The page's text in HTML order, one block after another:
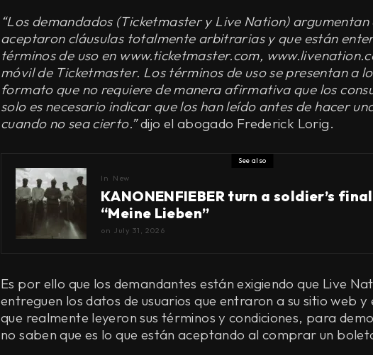
“Los demandados (Ticketmaster y Live Nation)
aceptaron cláusulas totalmente arbitrarias y que están
términos de uso en www.ticketmaster.com,
móvil de Ticketmaster. Los términos de uso se presentan a
formato que no requiere de manera afirmativa que los
solo es necesario indicar que los han leído antes de hacer
cuando no sea cierto.”dijo el abogado Frederick Lorig.
See also
In New
KANONENFIEBER turn a soldier’s
“Meine Lieben”
on July 31, 2026
Es por ello que los demandantes están exigiendo que Live
entreguen los datos de usuarios que entraron a su sitio web y
que realmente leyeron sus términos y condiciones, para
no saben que es lo que están aceptando al comprar un